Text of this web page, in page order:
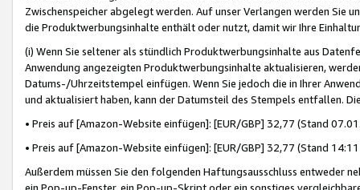
Zwischenspeicher abgelegt werden. Auf unser Verlangen werden Sie
die Produktwerbungsinhalte enthält oder nutzt, damit wir Ihre
(i) Wenn Sie seltener als stündlich Produktwerbungsinhalte aus
Anwendung angezeigten Produktwerbungsinhalte aktualisieren,
Datums-/Uhrzeitstempel einfügen. Wenn Sie jedoch die in Ihrer
und aktualisiert haben, kann der Datumsteil des Stempels entfallen.
• Preis auf [Amazon-Website einfügen]: [EUR/GBP] 32,77 (Stand
• Preis auf [Amazon-Website einfügen]: [EUR/GBP] 32,77 (Stand
Außerdem müssen Sie den folgenden Haftungsausschluss entweder
ein Pop-up-Fenster, ein Pop-up-Skript oder ein sonstiges